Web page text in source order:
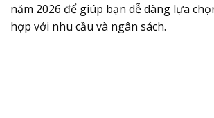
năm 2026 để giúp bạn dễ dàng lựa
hợp với nhu cầu và ngân sách.